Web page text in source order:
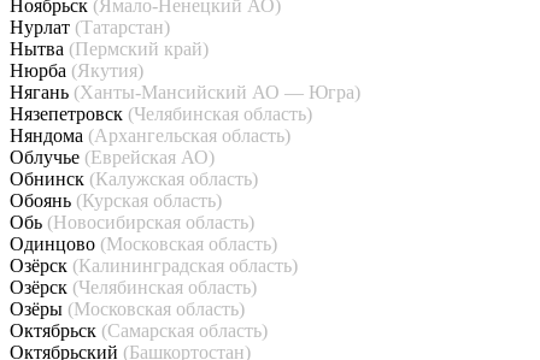
Ноябрьск (Ямало-Ненецкий АО)
Нурлат (Татарстан)
Нытва (Пермский край)
Нюрба (Якутия)
Нягань (Ханты-Мансийский АО — Югра)
Нязепетровск (Челябинская область)
Няндома (Архангельская область)
Облучье (Еврейская АО)
Обнинск (Калужская область)
Обоянь (Курская область)
Обь (Новосибирская область)
Одинцово (Московская область)
Озёрск (Калининградская область)
Озёрск (Челябинская область)
Озёры (Московская область)
Октябрьск (Самарская область)
Октябрьский (Башкортостан)